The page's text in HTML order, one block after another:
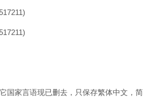
国家言语现已删去，只保存繁体中文，简